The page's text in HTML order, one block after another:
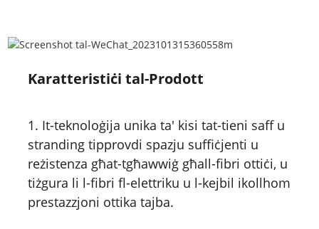
Karatteristiċi tal-Prodott
1. It-teknoloġija unika ta' kisi tat-tieni saff u
stranding tipprovdi spazju suffiċjenti u
reżistenza għat-tgħawwiġ għall-fibri ottiċi, u
tiżgura li l-fibri fl-elettriku u l-kejbil ikollhom
prestazzjoni ottika tajba.